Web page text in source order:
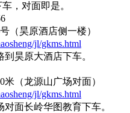
，对面即是。
（昊原酒店侧一楼）
jl/gkms.html
昊原大酒店下车。
（龙源山广场对面）
jl/gkms.html
面长岭华图教育下车。